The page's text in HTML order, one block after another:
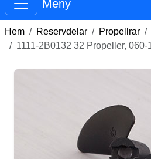
Meny
Hem Reservdelar Propellrar
1111-2B0132 32 Propeller, 060-